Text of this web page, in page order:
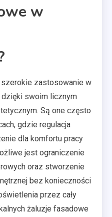
w
zastosowanie w
swoim licznym
Są one często
gdzie regulacja
dla komfortu pracy
jest ograniczenie
oraz stworzenie
bez konieczności
przez cały
żaluzje fasadowe